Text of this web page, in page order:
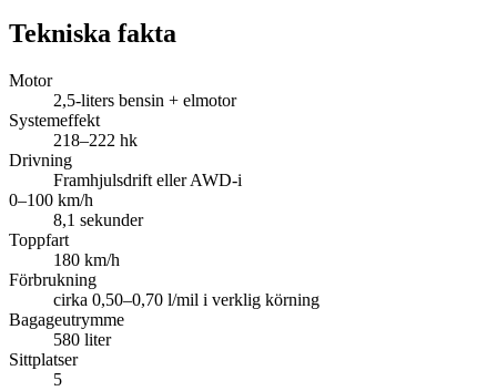
Tekniska fakta
Motor
2,5-liters bensin + elmotor
Systemeffekt
218–222 hk
Drivning
Framhjulsdrift eller AWD-i
0–100 km/h
8,1 sekunder
Toppfart
180 km/h
Förbrukning
cirka 0,50–0,70 l/mil i verklig körning
Bagageutrymme
580 liter
Sittplatser
5